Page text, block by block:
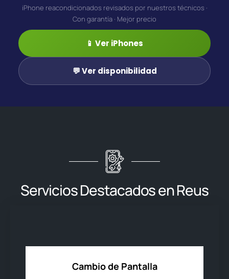
iPhone reacondicionados revisados por nuestros técnicos ·
Con garantía · Mejor precio
📱 Ver iPhones
💬 Ver disponibilidad
Servicios Destacados en Reus
Cambio de Pantalla